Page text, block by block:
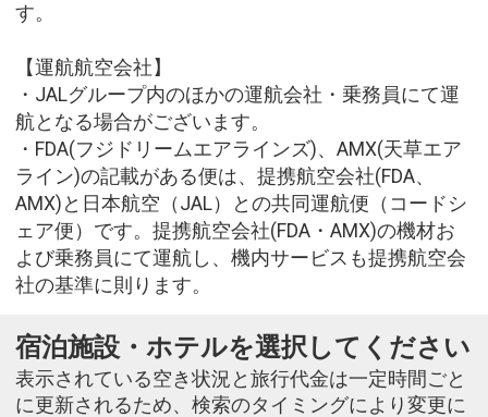
す。
【運航航空会社】
・JALグループ内のほかの運航会社・乗務員にて運
航となる場合がございます。
・FDA(フジドリームエアラインズ)、AMX(天草エア
ライン)の記載がある便は、提携航空会社(FDA、
AMX)と日本航空（JAL）との共同運航便（コードシ
ェア便）です。提携航空会社(FDA・AMX)の機材お
よび乗務員にて運航し、機内サービスも提携航空会
社の基準に則ります。
宿泊施設・ホテルを選択してください
表示されている空き状況と旅行代金は一定時間ごと
に更新されるため、検索のタイミングにより変更に